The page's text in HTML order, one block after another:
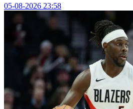
05-08-2026 23:58